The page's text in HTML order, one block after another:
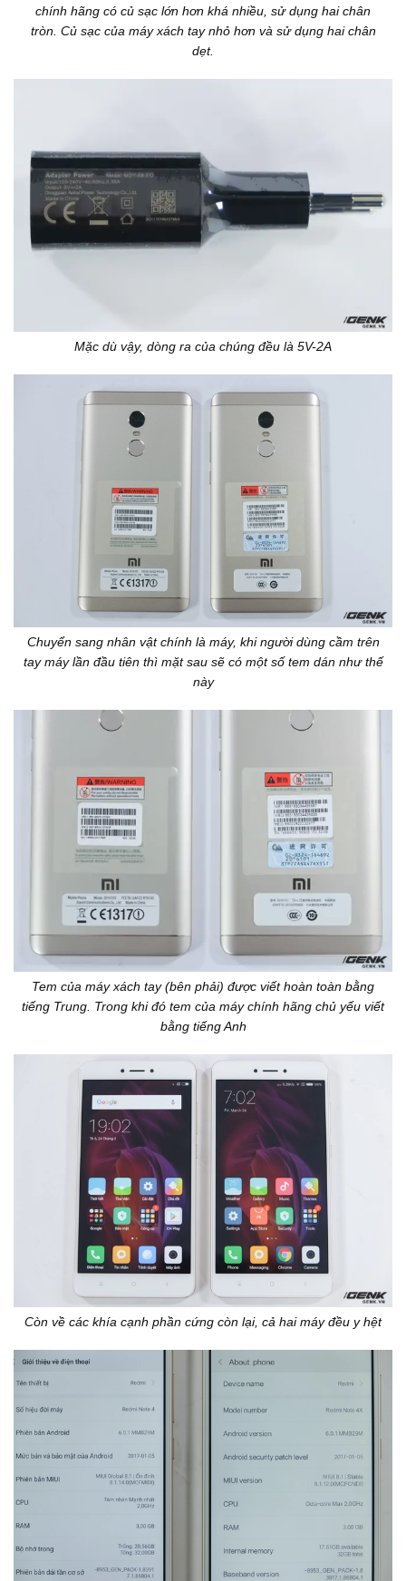
chính hãng có củ sạc lớn hơn khá nhiều, sử dụng hai chân
tròn. Củ sạc của máy xách tay nhỏ hơn và sử dụng hai chân
dẹt.
Mặc dù vậy, dòng ra của chúng đều là 5V-2A
Chuyển sang nhân vật chính là máy, khi người dùng cầm trên
tay máy lần đầu tiên thì mặt sau sẽ có một số tem dán như thế
này
Tem của máy xách tay (bên phải) được viết hoàn toàn bằng
tiếng Trung. Trong khi đó tem của máy chính hãng chủ yếu viết
bằng tiếng Anh
Còn về các khía cạnh phần cứng còn lại, cả hai máy đều y hệt